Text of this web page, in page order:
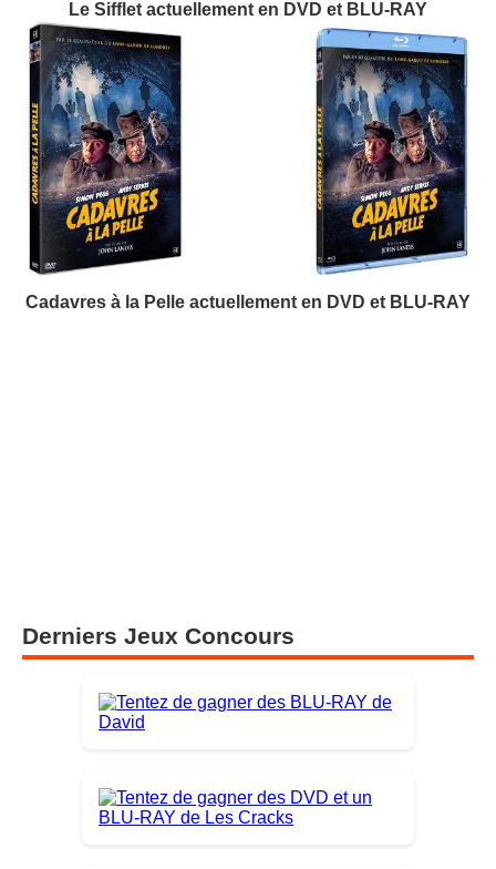
Le Sifflet actuellement en DVD et BLU-RAY
Cadavres à la Pelle actuellement en DVD et BLU-RAY
Derniers Jeux Concours